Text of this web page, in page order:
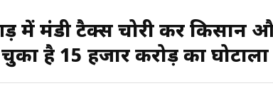
में मंडी टैक्स चोरी कर किसान
है 15 हजार करोड़ का घोटाला